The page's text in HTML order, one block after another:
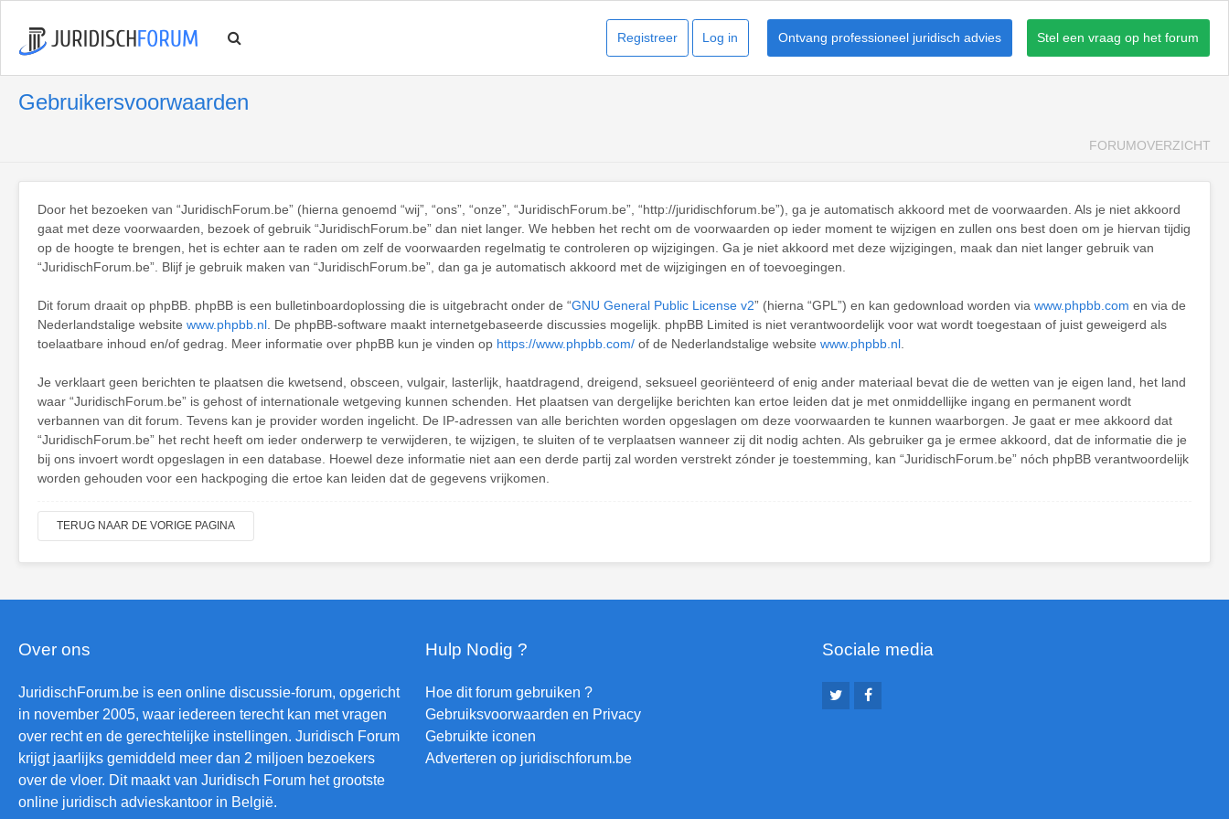
Stel een vraag op het forum
Ontvang professioneel juridisch advies
Log in
Registreer
Gebruikersvoorwaarden
FORUMOVERZICHT
Door het bezoeken van “JuridischForum.be” (hierna genoemd “wij”, “ons”, “onze”, “JuridischForum.be”, “http://juridischforum.be”), ga je automatisch akkoord met de voorwaarden. Als je niet akkoord
gaat met deze voorwaarden, bezoek of gebruik “JuridischForum.be” dan niet langer. We hebben het recht om de voorwaarden op ieder moment te wijzigen en zullen ons best doen om je hiervan tijdig
op de hoogte te brengen, het is echter aan te raden om zelf de voorwaarden regelmatig te controleren op wijzigingen. Ga je niet akkoord met deze wijzigingen, maak dan niet langer gebruik van
“JuridischForum.be”. Blijf je gebruik maken van “JuridischForum.be”, dan ga je automatisch akkoord met de wijzigingen en of toevoegingen.
Dit forum draait op phpBB. phpBB is een bulletinboardoplossing die is uitgebracht onder de “GNU General Public License v2” (hierna “GPL”) en kan gedownload worden via www.phpbb.com en via de
Nederlandstalige website www.phpbb.nl . De phpBB-software maakt internetgebaseerde discussies mogelijk. phpBB Limited is niet verantwoordelijk voor wat wordt toegestaan of juist geweigerd als
toelaatbare inhoud en/of gedrag. Meer informatie over phpBB kun je vinden op https://www.phpbb.com/ of de Nederlandstalige website www.phpbb.nl
Je verklaart geen berichten te plaatsen die kwetsend, obsceen, vulgair, lasterlijk, haatdragend, dreigend, seksueel georiënteerd of enig ander materiaal bevat die de wetten van je eigen land, het land
waar “JuridischForum.be” is gehost of internationale wetgeving kunnen schenden. Het plaatsen van dergelijke berichten kan ertoe leiden dat je met onmiddellijke ingang en permanent wordt
verbannen van dit forum. Tevens kan je provider worden ingelicht. De IP-adressen van alle berichten worden opgeslagen om deze voorwaarden te kunnen waarborgen. Je gaat er mee akkoord dat
“JuridischForum.be” het recht heeft om ieder onderwerp te verwijderen, te wijzigen, te sluiten of te verplaatsen wanneer zij dit nodig achten. Als gebruiker ga je ermee akkoord, dat de informatie die je
bij ons invoert wordt opgeslagen in een database. Hoewel deze informatie niet aan een derde partij zal worden verstrekt zónder je toestemming, kan “JuridischForum.be” nóch phpBB verantwoordelijk
worden gehouden voor een hackpoging die ertoe kan leiden dat de gegevens vrijkomen.
TERUG NAAR DE VORIGE PAGINA
Over ons
JuridischForum.be is een online discussie-forum, opgericht
in november 2005, waar iedereen terecht kan met vragen
over recht en de gerechtelijke instellingen. Juridisch Forum
krijgt jaarlijks gemiddeld meer dan 2 miljoen bezoekers
over de vloer. Dit maakt van Juridisch Forum het grootste
online juridisch advieskantoor in België.
Hulp Nodig ?
Hoe dit forum gebruiken ?
Gebruiksvoorwaarden en Privacy
Gebruikte iconen
Adverteren op juridischforum.be
Sociale media